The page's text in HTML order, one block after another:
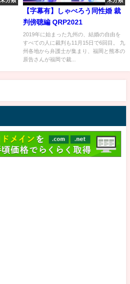
【字幕有】しゃべろう同性婚 裁
判傍聴編 QRP2021
2019年に始まった九州の、結婚の自由を
すべての人に裁判も11月15日で6回目。 九
州各地から弁護士が集まり、福岡と熊本の
原告さんが福岡で裁...